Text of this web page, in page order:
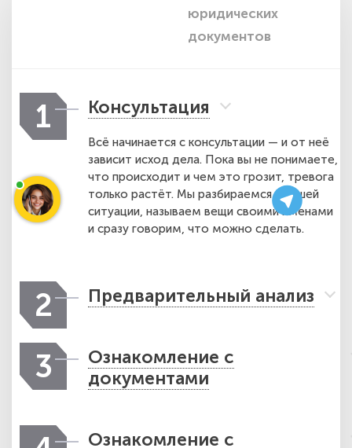
юридических
документов
1 Консультация
Всё начинается с консультации — и от неё
зависит исход дела. Пока вы не понимаете,
что происходит и чем это грозит, тревога
только растёт. Мы разбираемся в вашей
ситуации, называем вещи своими именами
и сразу говорим, что можно сделать.
2 Предварительный анализ
3
Ознакомление с
документами
Ознакомление с